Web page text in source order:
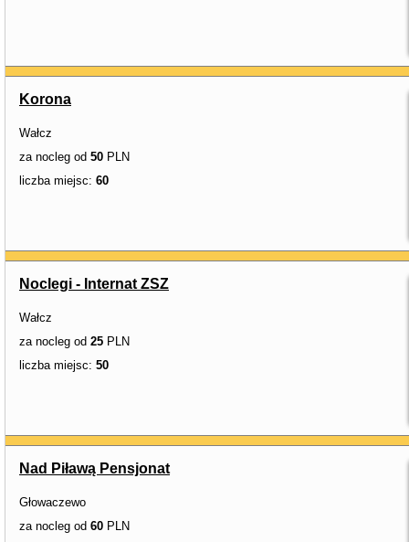
Korona
Wałcz
za nocleg od 50 PLN
liczba miejsc: 60
Noclegi - Internat ZSZ
Wałcz
za nocleg od 25 PLN
liczba miejsc: 50
Nad Piławą Pensjonat
Głowaczewo
za nocleg od 60 PLN